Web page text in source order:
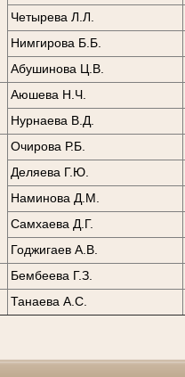
Четырева Л.Л.
Нимгирова Б.Б.
Абушинова Ц.В.
Аюшева Н.Ч.
Нурнаева В.Д.
Очирова Р.Б.
Деляева Г.Ю.
Наминова Д.М.
Самхаева Д.Г.
Годжигаев А.В.
Бембеева Г.З.
Танаева А.С.